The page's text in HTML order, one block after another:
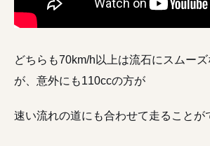
どちらも70km/h以上は流石にスムー
が、意外にも110ccの方が
速い流れの道にも合わせて走ることが